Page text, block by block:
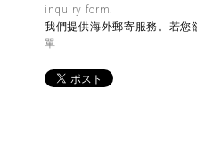
inquiry form
我們提供海外郵寄服務。若您
單